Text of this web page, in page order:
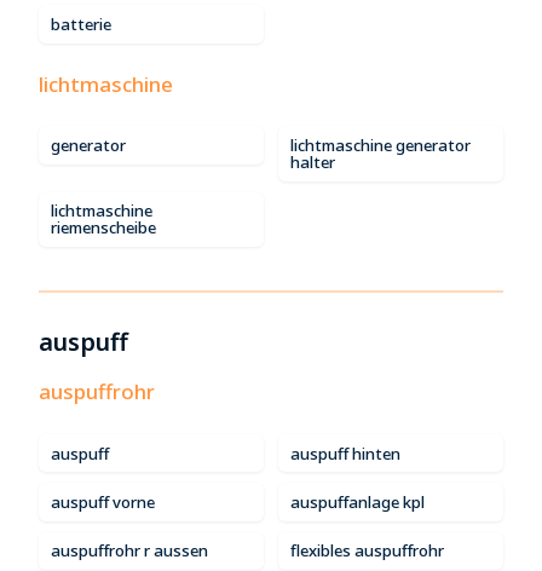
batterie
lichtmaschine
generator lichtmaschine generator
halter
lichtmaschine
riemenscheibe
auspuff
auspuffrohr
auspuff auspuff hinten
auspuff vorne auspuffanlage kpl
auspuffrohr r aussen flexibles auspuffrohr